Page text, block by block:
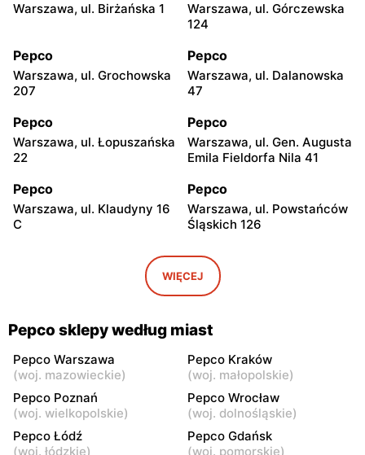
Warszawa, ul. Birżańska 1
Warszawa, ul. Górczewska
124
Pepco
Warszawa, ul. Grochowska
207
Pepco
Warszawa, ul. Dalanowska
47
Pepco
Warszawa, ul. Łopuszańska
22
Pepco
Warszawa, ul. Gen. Augusta
Emila Fieldorfa Nila 41
Pepco
Warszawa, ul. Klaudyny 16
C
Pepco
Warszawa, ul. Powstańców
Śląskich 126
Warszawa, ul. Wrocławska
Pepco
Warszawa, ul. Świetlików 8
Pepco
Warszawa, ul. Rembielińska
20
Pepco
11
Pepco
Warszawa, ul. Wierna 23
Pepco
Warszawa, ul. Lazurowa 69
Pepco Pepco
WIĘCEJ
Pepco sklepy według miast
Pepco Warszawa
(woj. mazowieckie)
Pepco Kraków
(woj. małopolskie)
Pepco Poznań
(woj. wielkopolskie)
Pepco Wrocław
(woj. dolnośląskie)
Pepco Łódź
(woj. łódzkie)
Pepco Gdańsk
(woj. pomorskie)